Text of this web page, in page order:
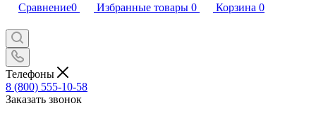
Сравнение0 Избранные товары 0 Корзина 0
Телефоны
8 (800) 555-10-58
Заказать звонок